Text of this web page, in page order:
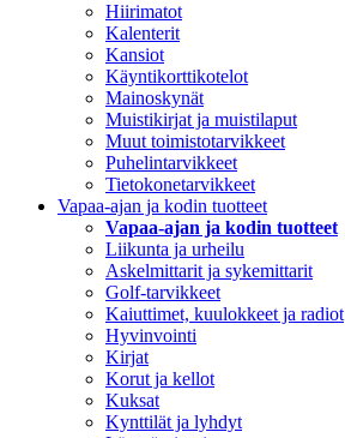
Hiirimatot
Kalenterit
Kansiot
Käyntikorttikotelot
Mainoskynät
Muistikirjat ja muistilaput
Muut toimistotarvikkeet
Puhelintarvikkeet
Tietokonetarvikkeet
Vapaa-ajan ja kodin tuotteet
Vapaa-ajan ja kodin tuotteet
Liikunta ja urheilu
Askelmittarit ja sykemittarit
Golf-tarvikkeet
Kaiuttimet, kuulokkeet ja radiot
Hyvinvointi
Kirjat
Korut ja kellot
Kuksat
Kynttilät ja lyhdyt